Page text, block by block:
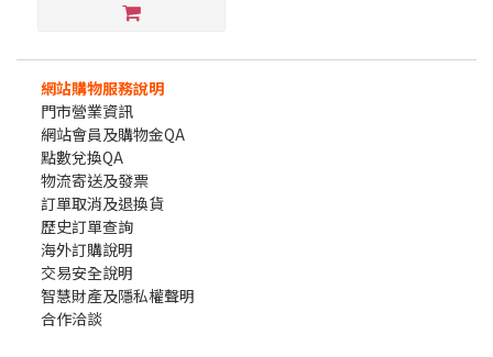
網站購物服務說明
門市營業資訊
網站會員及購物金QA
點數兌換QA
物流寄送及發票
訂單取消及退換貨
歷史訂單查詢
海外訂購說明
交易安全說明
智慧財產及隱私權聲明
合作洽談